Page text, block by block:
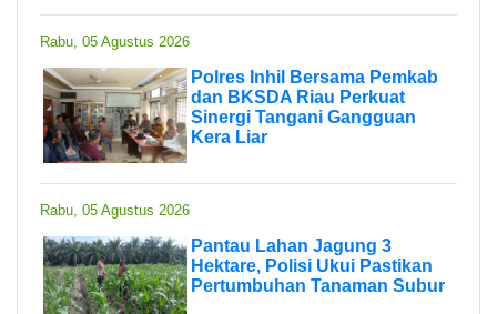
Rabu, 05 Agustus 2026
Polres Inhil Bersama Pemkab
dan BKSDA Riau Perkuat
Sinergi Tangani Gangguan
Kera Liar
Rabu, 05 Agustus 2026
Pantau Lahan Jagung 3
Hektare, Polisi Ukui Pastikan
Pertumbuhan Tanaman Subur